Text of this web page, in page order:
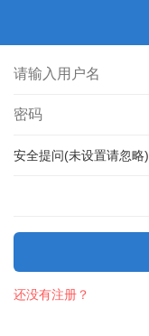
安全提问(未设置请忽略)
还没有注册？